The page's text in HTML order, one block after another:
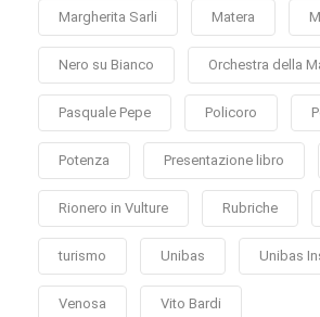
Margherita Sarli Matera
Nero su Bianco Orchestra della
Pasquale Pepe Policoro
Potenza Presentazione libro
Rionero in Vulture Rubriche
turismo Unibas Unibas
Venosa Vito Bardi